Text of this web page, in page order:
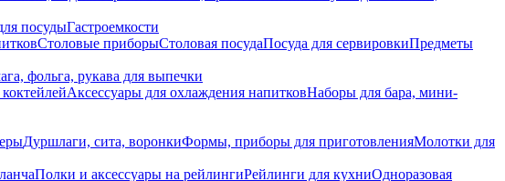
посудыГастроемкости
Столовые приборыСтоловая посудаПосуда для сервировкиПредметы
фольга, рукава для выпечки
Аксессуары для охлаждения напитковНаборы для бара, мини-
Дуршлаги, сита, воронкиФормы, приборы для приготовленияМолотки для
Полки и аксессуары на рейлингиРейлинги для кухниОдноразовая